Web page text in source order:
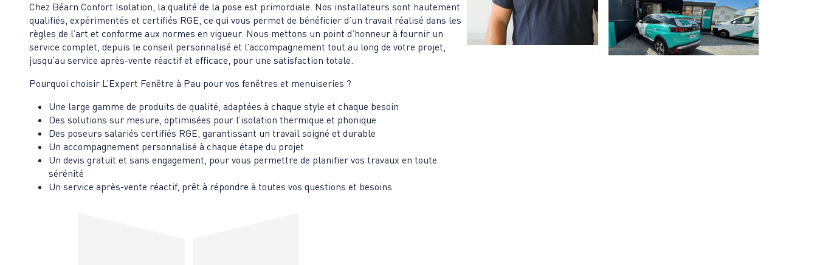
Chez Béarn Confort Isolation, la qualité de la pose est primordiale. Nos installateurs sont hautement
qualifiés, expérimentés et certifiés RGE, ce qui vous permet de bénéficier d’un travail réalisé dans les
règles de l’art et conforme aux normes en vigueur. Nous mettons un point d’honneur à fournir un
service complet, depuis le conseil personnalisé et l’accompagnement tout au long de votre projet,
jusqu’au service après-vente réactif et efficace, pour une satisfaction totale.
Pourquoi choisir L’Expert Fenêtre à Pau pour vos fenêtres et menuiseries ?
Une large gamme de produits de qualité, adaptées à chaque style et chaque besoin
Des solutions sur mesure, optimisées pour l’isolation thermique et phonique
Des poseurs salariés certifiés RGE, garantissant un travail soigné et durable
Un accompagnement personnalisé à chaque étape du projet
Un devis gratuit et sans engagement, pour vous permettre de planifier vos travaux en toute
sérénité
Un service après-vente réactif, prêt à répondre à toutes vos questions et besoins